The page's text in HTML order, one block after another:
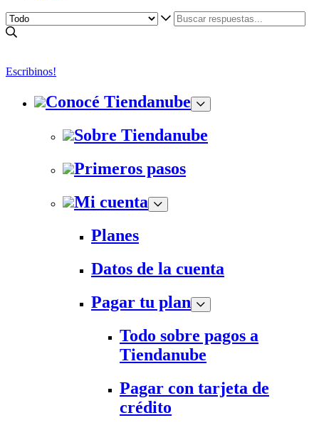
Escribinos!
Conocé Tiendanube
Sobre Tiendanube
Primeros pasos
Mi cuenta
Planes
Datos de la cuenta
Pagar tu plan
Todo sobre pagos a
Tiendanube
Pagar con tarjeta de
crédito